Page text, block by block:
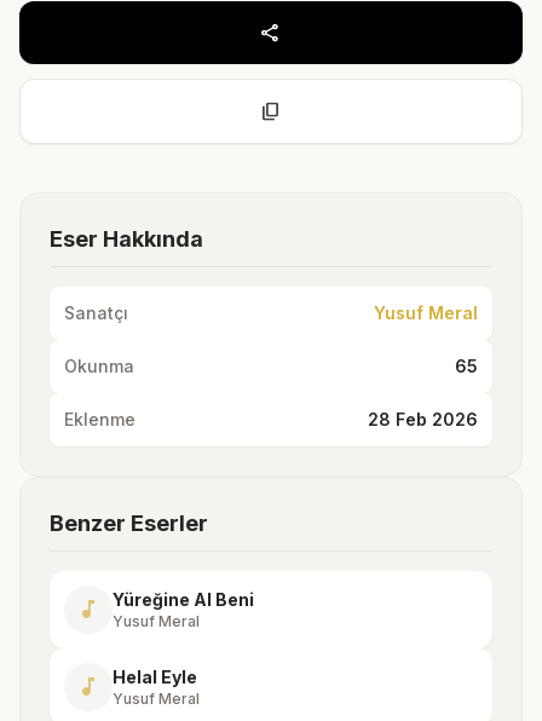
share
content_copy
Eser Hakkında
Sanatçı Yusuf Meral
Okunma 65
Eklenme 28 Feb 2026
Benzer Eserler
music_note Yüreğine Al Beni
Yusuf Meral
music_note Helal Eyle
Yusuf Meral